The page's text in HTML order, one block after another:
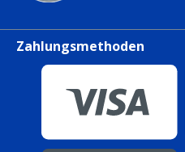
Zahlungsmethoden